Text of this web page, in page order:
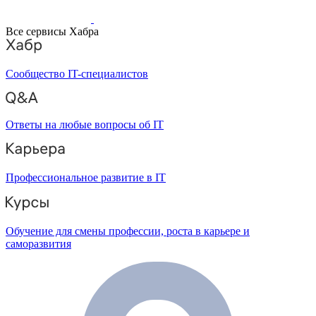
Все сервисы Хабра
Сообщество IT-специалистов
Ответы на любые вопросы об IT
Профессиональное развитие в IT
Обучение для смены профессии, роста в карьере и
саморазвития